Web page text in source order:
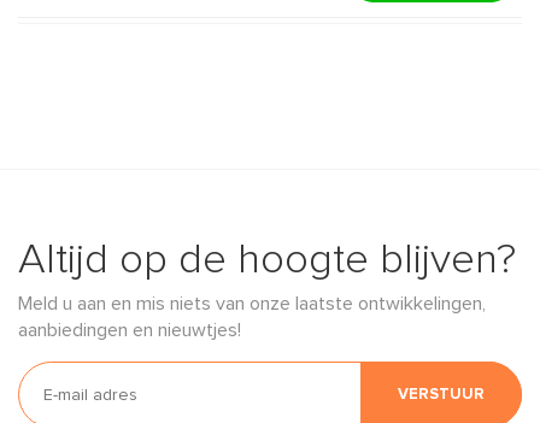
Altijd op de hoogte blijven?
Meld u aan en mis niets van onze laatste ontwikkelingen,
aanbiedingen en nieuwtjes!
VERSTUUR